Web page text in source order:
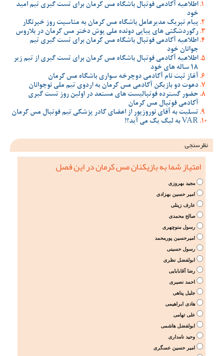
اطلاعیه آکادمی فوتبال باشگاه مس کرمان برای تست گیری تیم امید
خود
پیام تبریک مدیرعامل باشگاه مس کرمان به مناسبت روز خبرنگار
رکوردشکنی های پیاپی دونده ملی پوش دختر مس کرمان در بلاروس
اطلاعیه آکادمی فوتبال باشگاه مس کرمان برای تست گیری تیم
جوانان خود
اطلاعیه آکادمی فوتبال باشگاه مس کرمان برای تست گیری از تیم زیر
18 ساله های خود
آغاز ثبت نام آکادمی دوچرخه سواری باشگاه مس کرمان
دعوت دو بازیکن آکادمی مس کرمان به اردوی تیم ملی نوجوانان
حضور گسترده فوتبالیست های مستعد در اولین روز تست گیری
آکادمی فوتبال مس کرمان
تسلیت به آقای نوروزپور از اعضای کادر پزشکی تیم فوتبال مس کرمان
VAR به لیگ یک می آید؟!
نظرسنجی
امتیاز شما به بازیکنان مس کرمان در این فصل
مجید بهروزی
امیر حسین بهزادی
عارف زینلی
صالح محمدی
رسول منوچهری
امیرحسین پورمحمد
رسول حسینی
ابولفضل نظری
رضا آقابابایی
احمد نصیری
جلیل پناهی
هادی ابراهیمی
علی تهامی
ابولفضل هاشمی
وحید نامداری
امیر حسین عسگری